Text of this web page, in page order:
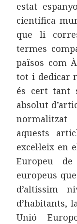
estat
científica
que li
termes
països com
tot i dedicar
és cert tant
absolut
aquests
excel·leix en
Europeu
europeus
d’altíssim
d’habitants,
Unió